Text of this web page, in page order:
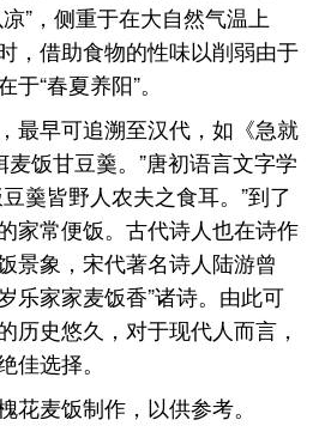
”，侧重于在大自然气温上
，借助食物的性味以削弱由于
“春夏养阳”。
最早可追溯至汉代，如《急就
麦饭甘豆羹。”唐初语言文字学
羹皆野人农夫之食耳。”到了
家常便饭。古代诗人也在诗作
景象，宋代著名诗人陆游曾
乐家家麦饭香”诸诗。由此可
历史悠久，对于现代人而言，
佳选择。
花麦饭制作，以供参考。